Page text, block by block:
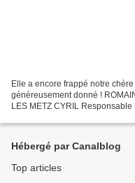
Elle a encore frappé notre
généreusement donné !
LES METZ CYRIL
Hébergé par Canalblog
Top articles